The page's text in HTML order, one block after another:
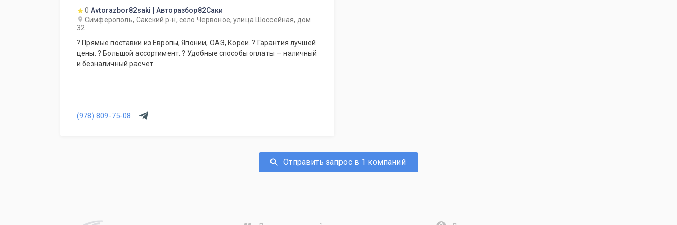
0 Avtorazbor82saki | Авторазбор82Саки
Симферополь, Сакский р-н, село Червоное, улица Шоссейная, дом
32
? Прямые поставки из Европы, Японии, ОАЭ, Кореи. ? Гарантия лучшей
цены. ? Большой ассортимент. ? Удобные способы оплаты — наличный
и безналичный расчет
(978) 809-75-08
Отправить запрос в 1 компаний